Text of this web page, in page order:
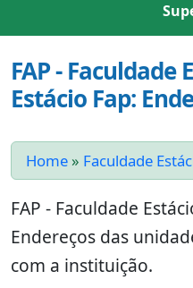
FAP - Faculdade
Estácio Fap:
Home » Faculdade
FAP - Faculdade
Endereços das
com a instituição.